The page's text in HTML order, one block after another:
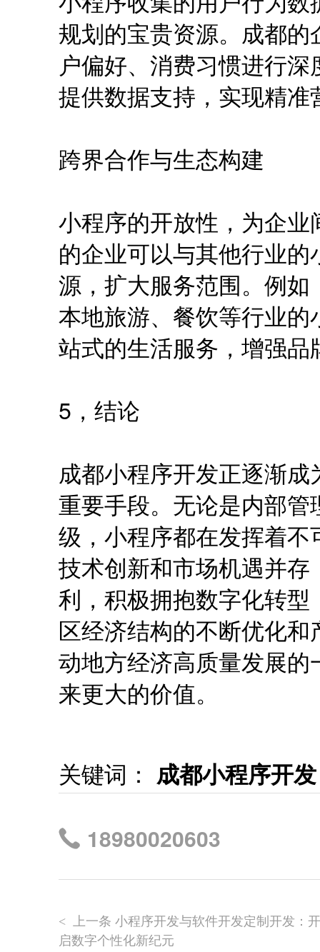
规划的宝贵资源。成都
户偏好、消费习惯进行
提供数据支持，实现精
跨界合作与生态构建
小程序的开放性，为企
的企业可以与其他行业
源，扩大服务范围。例
本地旅游、餐饮等行业
站式的生活服务，增强品
5，结论
成都小程序开发正逐渐
重要手段。无论是内部
级，小程序都在发挥着
技术创新和市场机遇并
利，积极拥抱数字化转
区经济结构的不断优化
动地方经济高质量发展
来更大的价值。
关键词： 成都小程序开发
18980020603
< 上一条 小程序开发与软件开发定制开发：开
启数字个性化新纪元